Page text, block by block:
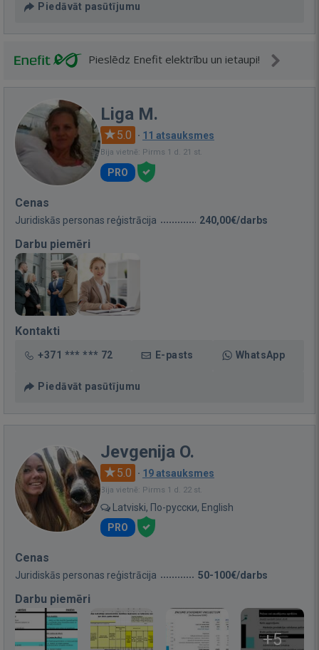
Piedāvāt pasūtījumu
Pieslēdz Enefit elektrību un ietaupi!
Liga M.
5.0 · 11 atsauksmes
Bija vietnē: Pirms 1 d. 21 st.
PRO
Cenas
Juridiskās personas reģistrācija 240,00€/darbs
Darbu piemēri
Kontakti
+371 *** *** 72 E-pasts WhatsApp
Piedāvāt pasūtījumu
Jevgenija O.
5.0 · 19 atsauksmes
Bija vietnē: Pirms 1 d. 22 st.
Latviski, По-русски, English
PRO
Cenas
Juridiskās personas reģistrācija 50-100€/darbs
Darbu piemēri
+5